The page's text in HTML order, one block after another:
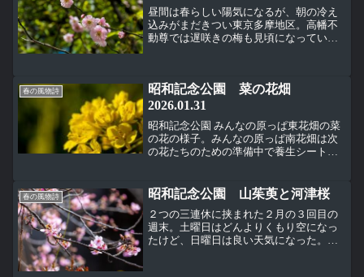
昼間は春らしい陽気になるが、朝の冷え
込みがまだきつい東京多摩地区。高幡不
動尊では遅咲きの梅も見頃になってい
梅。枝垂れ梅を撮っていて上を見...
春の風物詩
昭和記念公園 菜の花畑
2026.01.31
昭和記念公園 みんなの原っぱ東花畑の菜
の花の様子。みんなの原っぱ南花畑は次
の花たちのための準備中で養生シートが
る。
春の風物詩 昭和記念公園 山茱萸と河津桜
２つの三連休に挟まれた２月の３回目の
週末。土曜日はどんよりくもり空になっ
たけど、日曜日は良い天気になった。昭